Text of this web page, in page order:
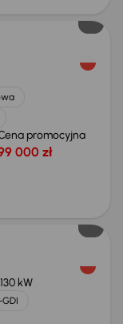
promocyjna
000 zł
130 kW
GDI